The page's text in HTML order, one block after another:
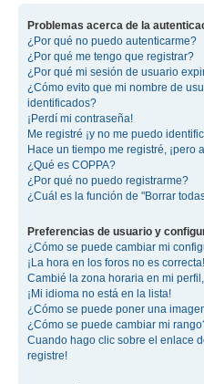
Problemas acerca de la
¿Por qué no puedo autenticarme?
¿Por qué me tengo que registrar?
¿Por qué mi sesión de usuario
¿Cómo evito que mi nombre de
identificados?
¡Perdí mi contraseña!
Me registré ¡y no me puedo
Hace un tiempo me registré, ¡pero
¿Qué es COPPA?
¿Por qué no puedo registrarme?
¿Cuál es la función de "Borrar
Preferencias de usuario y
¿Cómo se puede cambiar mi
¡La hora en los foros no es correcta!
Cambié la zona horaria en mi
¡Mi idioma no está en la lista!
¿Cómo se puede poner una
¿Cómo se puede cambiar mi
Cuando hago clic sobre el enlace
registre!